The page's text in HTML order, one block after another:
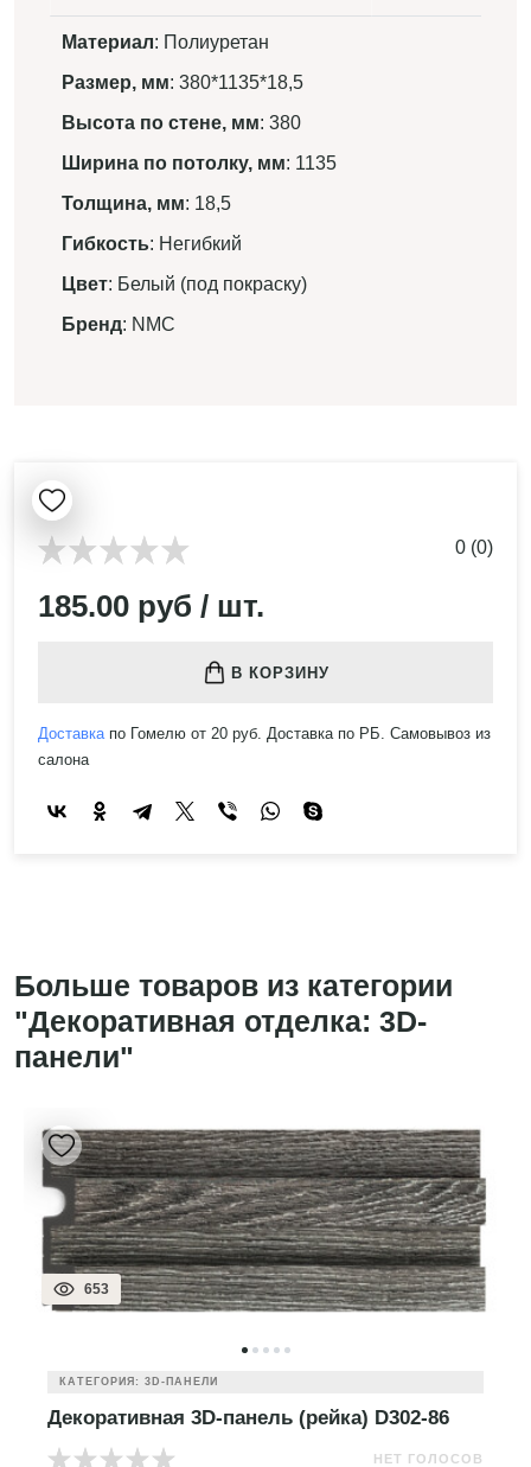
Материал: Полиуретан
Размер, мм: 380*1135*18,5
Высота по стене, мм: 380
Ширина по потолку, мм: 1135
Толщина, мм: 18,5
Гибкость: Негибкий
Цвет: Белый (под покраску)
Бренд: NMC
0 (0)
185.00 руб / шт.
В КОРЗИНУ
Доставкапо Гомелю от 20 руб. Доставка по РБ. Самовывоз из
салона
Больше товаров из категории
"Декоративная отделка: 3D-
панели"
653
КАТЕГОРИЯ: 3D-ПАНЕЛИ
Декоративная 3D-панель (рейка) D302-86
НЕТ ГОЛОСОВ